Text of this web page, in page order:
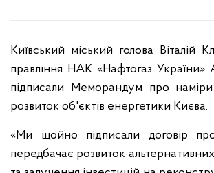
Київський міський голова Віталій
правління НАК «Нафтогаз України»
підписали Меморандум про наміри
розвиток об'єктів енергетики Києва.
«Ми щойно підписали договір
передбачає розвиток